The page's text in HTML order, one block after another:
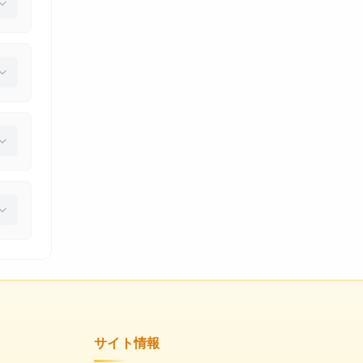
サイト情報